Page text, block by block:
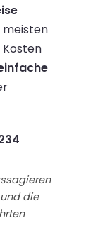
meisten
die